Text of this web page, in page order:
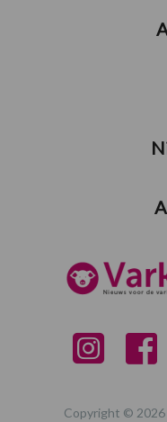
Copyright © 2026